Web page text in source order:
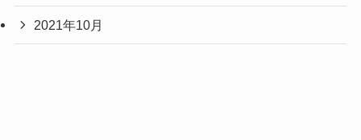
2021年10月